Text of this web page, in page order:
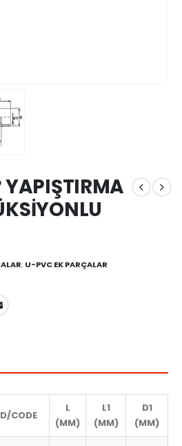
, U-PVC EK PARÇALAR
CODE
L
(MM)
L1
(MM)
D1
(MM)